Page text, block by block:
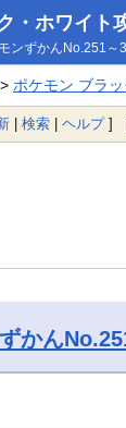
・ホワイト
ンずかんNo.251～
> ポケモン ブラ
| 検索 | ヘルプ]
かん